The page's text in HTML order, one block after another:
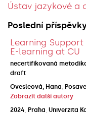
Ústav jazykové a
Poslední
Learning
E-learning at CU
necertifikovaná
draft
Ovesleová, Hana;
Zobrazit další autory
2024
Praha Univerzita